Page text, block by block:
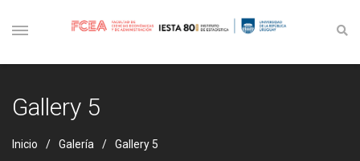
Gallery 5
Inicio Galería Gallery 5